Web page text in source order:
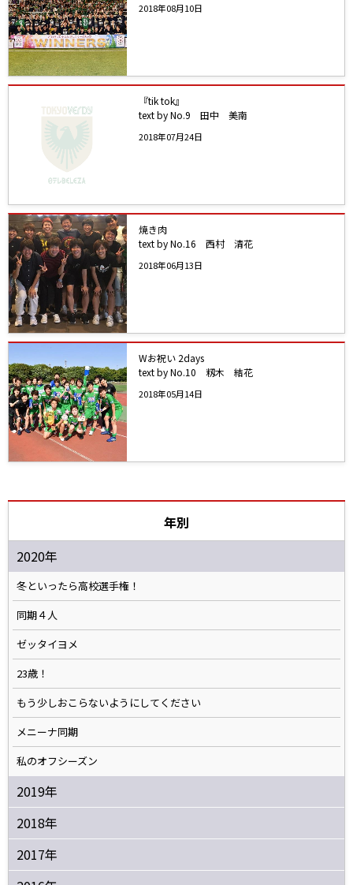
2018年08月10日
『tik tok』
text by No.9 田中 美南
2018年07月24日
焼き肉
text by No.16 西村 清花
2018年06月13日
Wお祝い 2days
text by No.10 籾木 結花
2018年05月14日
年別
2020年
冬といったら高校選手権！
同期４人
ゼッタイヨメ
23歳！
もう少しおこらないようにしてください
メニーナ同期
私のオフシーズン
2019年
2018年
2017年